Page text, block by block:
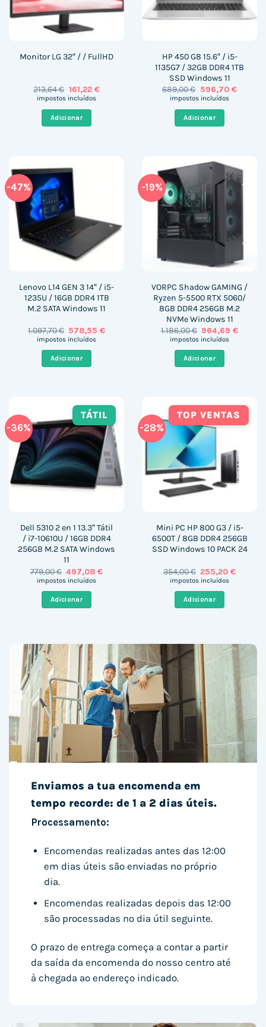
Monitor LG 32″ / / FullHD
213,64€ O
preço
213,64 €.
161,22 €O
impostos incluídos
Adicionar
HP 450 G8 15.6″ / i5-
1135G7 / 32GB DDR4 1TB
SSD Windows 11
689,00€ O
preço
689,00 €.
596,70 €O
impostos incluídos
Adicionar
-47%
Lenovo L14 GEN 3 14″ / i5-
1235U / 16GB DDR4 1TB
M.2 SATA Windows 11
1.097,70€ O
preço
era:
1.097,70 €.
578,55€O
impostos incluídos
Adicionar
-19%
VORPC Shadow GAMING /
Ryzen 5-5500 RTX 5060/
8GB DDR4 256GB M.2
NVMe Windows 11
1.186,00€ O
preço
era:
1.186,00 €.
964,69€O
impostos incluídos
Adicionar
-36%
TÁTIL
Dell 5310 2 en 1 13.3″ Tátil
/ i7-10610U / 16GB DDR4
256GB M.2 SATA Windows
11
779,00€ O
preço
era:
779,00 €.
497,08€O
impostos incluídos
Adicionar
-28%
TOP VENTAS
Mini PC HP 800 G3 / i5-
6500T / 8GB DDR4 256GB
SSD Windows 10 PACK 24
354,00€ O
preço
era:
354,00 €.
255,20€O
impostos incluídos
Adicionar
Enviamos a tua encomenda em
tempo recorde: de 1 a 2 dias úteis.
Processamento:
Encomendas realizadas antes das 12:00
em dias úteis são enviadas no próprio
dia.
Encomendas realizadas depois das 12:00
são processadas no dia útil seguinte.
O prazo de entrega começa a contar a partir
da saída da encomenda do nosso centro até
à chegada ao endereço indicado.